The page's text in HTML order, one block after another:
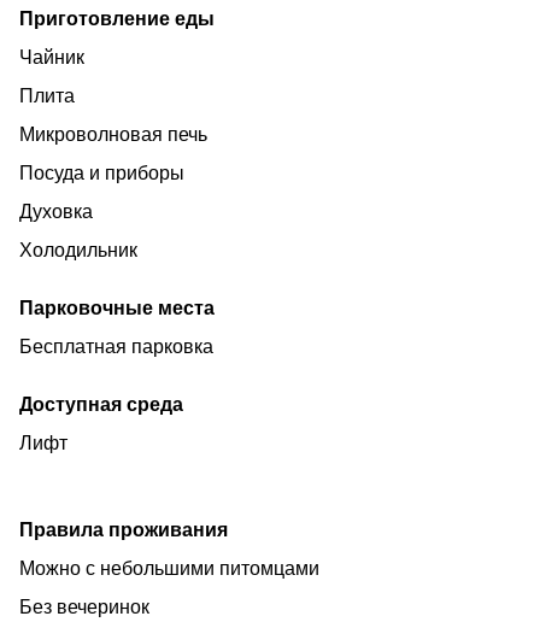
курить в квартире!
Проживание с домашними питомцами обговаривается
индивидуально.
Будем рады Вас видеть!
Приготовление еды
Чайник
Плита
Микроволновая печь
Посуда и приборы
Духовка
Холодильник
Парковочные места
Бесплатная парковка
Доступная среда
Лифт
Правила проживания
Можно с небольшими питомцами
Без вечеринок